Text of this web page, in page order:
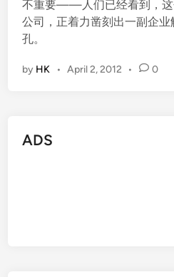
不重要——人们已经看到，这
公司，正着力凿刻出一副企
孔。
by HK • April 2, 2012 • 0
ADS